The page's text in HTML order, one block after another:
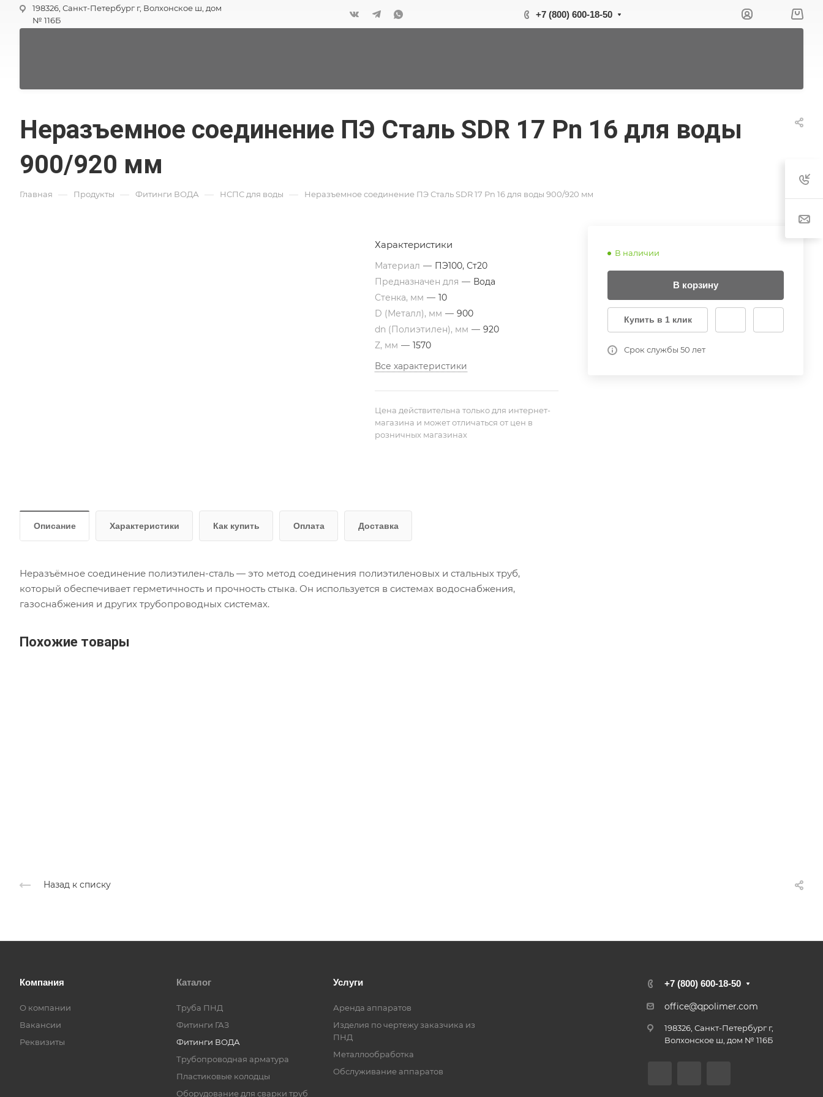
198326, Санкт-Петербург г, Волхонское ш, дом
№ 116Б
+7 (800) 600-18-50
Неразъемное соединение ПЭ Сталь SDR 17 Pn 16 для воды
900/920 мм
Главная — Продукты — Фитинги ВОДА — НСПС для воды — Неразъемное соединение ПЭ Сталь SDR 17 Pn 16 для воды 900/920 мм
В наличии
В корзину
Купить в 1 клик
Срок службы 50 лет
Характеристики
Материал — ПЭ100, Ст20
Предназначен для — Вода
Стенка, мм — 10
D (Металл), мм — 900
dn (Полиэтилен), мм — 920
Z, мм — 1570
Все характеристики
Цена действительна только для интернет-
магазина и может отличаться от цен в
розничных магазинах
Описание Характеристики Как купить Оплата Доставка
Неразъёмное соединение полиэтилен-сталь — это метод соединения полиэтиленовых и стальных труб,
который обеспечивает герметичность и прочность стыка. Он используется в системах водоснабжения,
газоснабжения и других трубопроводных системах.
Похожие товары
Назад к списку
Компания
О компании
Вакансии
Реквизиты
Каталог
Труба ПНД
Фитинги ГАЗ
Фитинги ВОДА
Трубопроводная арматура
Пластиковые колодцы
Оборудование для сварки труб
Услуги
Аренда аппаратов
Изделия по чертежу заказчика из
ПНД
Металлообработка
Обслуживание аппаратов
+7 (800) 600-18-50
office@qpolimer.com
198326, Санкт-Петербург г,
Волхонское ш, дом № 116Б